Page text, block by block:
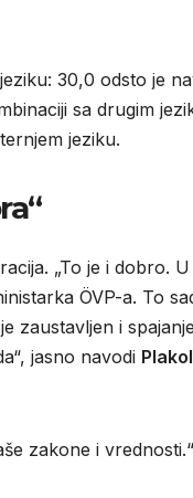
30,0 odsto je
sa drugim
jeziku.
„To je i dobro.
ÖVP-a. To
zaustavljen i
jasno navodi
zakone i